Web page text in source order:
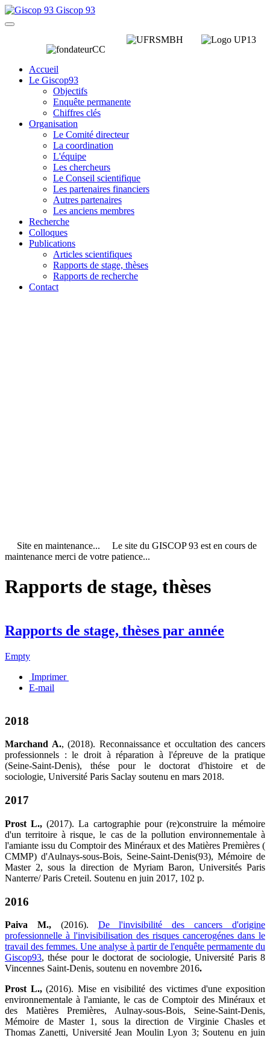
Giscop 93
Accueil
Le Giscop93
Objectifs
Enquête permanente
Chiffres clés
Organisation
Le Comité directeur
La coordination
L'équipe
Les chercheurs
Le Conseil scientifique
Les partenaires financiers
Autres partenaires
Les anciens membres
Recherche
Colloques
Publications
Articles scientifiques
Rapports de stage, thèses
Rapports de recherche
Contact
Site en maintenance... Le site du GISCOP 93 est en cours de
maintenance merci de votre patience...
Rapports de stage, thèses
Rapports de stage, thèses par année
Empty
Imprimer
E-mail
2018
Marchand A., (2018). Reconnaissance et occultation des cancers
professionnels : le droit à réparation à l'épreuve de la pratique
(Seine-Saint-Denis), thése pour le doctorat d'histoire et de
sociologie, Université Paris Saclay soutenu en mars 2018.
2017
Prost L.,(2017). La cartographie pour (re)construire la mémoire
d'un territoire à risque, le cas de la pollution environnementale à
l'amiante issu du Comptoir des Minéraux et des Matières Premières (
CMMP) d'Aulnays-sous-Bois, Seine-Saint-Denis(93), Mémoire de
Master 2, sous la direction de Myriam Baron, Universités Paris
Nanterre/ Paris Creteil. Soutenu en juin 2017, 102 p.
2016
Paiva M., (2016).
De l'invisibilité des cancers d'origine
professionnelle à l'invisibilisation des risques cancerogénes dans le
travail des femmes. Une analyse à partir de l'enquête permamente du
Giscop93, thése pour le doctorat de sociologie, Université Paris 8
Vincennes Saint-Denis, soutenu en novembre 2016.
Prost L.,(2016). Mise en visibilité des victimes d'une exposition
environnementale à l'amiante, le cas de Comptoir des Minéraux et
des Matières Premières, Aulnay-sous-Bois, Seine-Saint-Denis,
Mémoire de Master 1, sous la direction de Virginie Chasles et
Thomas Zanetti, Université Jean Moulin Lyon 3; Soutenu en juin